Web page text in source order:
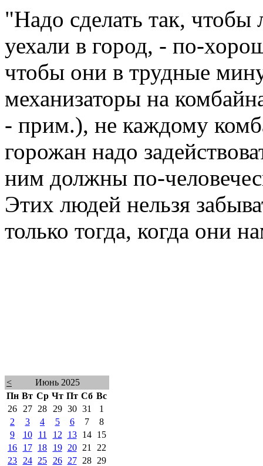
"Надо сделать так,
уехали в город, - по-
чтобы они в трудные
механизаторы на
- прим.), не каждому
горожан надо
ним должны по-
Этих людей нельзя
только тогда, когда они
<
Июнь 2025
Пн Вт Ср Чт Пт Сб Вс
26
27 28 29 30 31
1
2
3 4 5 6 7
8
9
10 11 12 13 14
15
16
17 18 19 20 21
22
23
24 25 26 27 28
29